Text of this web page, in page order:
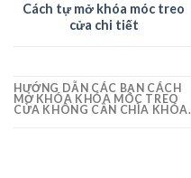
Cách tự mở khóa móc treo
cửa chi tiết
HƯỚNG DẪN CÁC BẠN CÁCH
MỞ KHÓA KHÓA MÓC TREO
CỬA KHÔNG CẦN CHÌA KHÓA.